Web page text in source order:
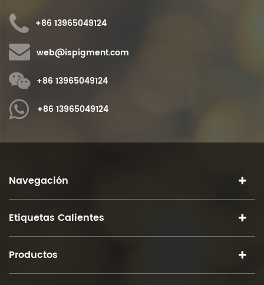
+86 13965049124
web@ispigment.com
+86 13965049124
+86 13965049124
Navegación
Etiquetas Calientes
Productos